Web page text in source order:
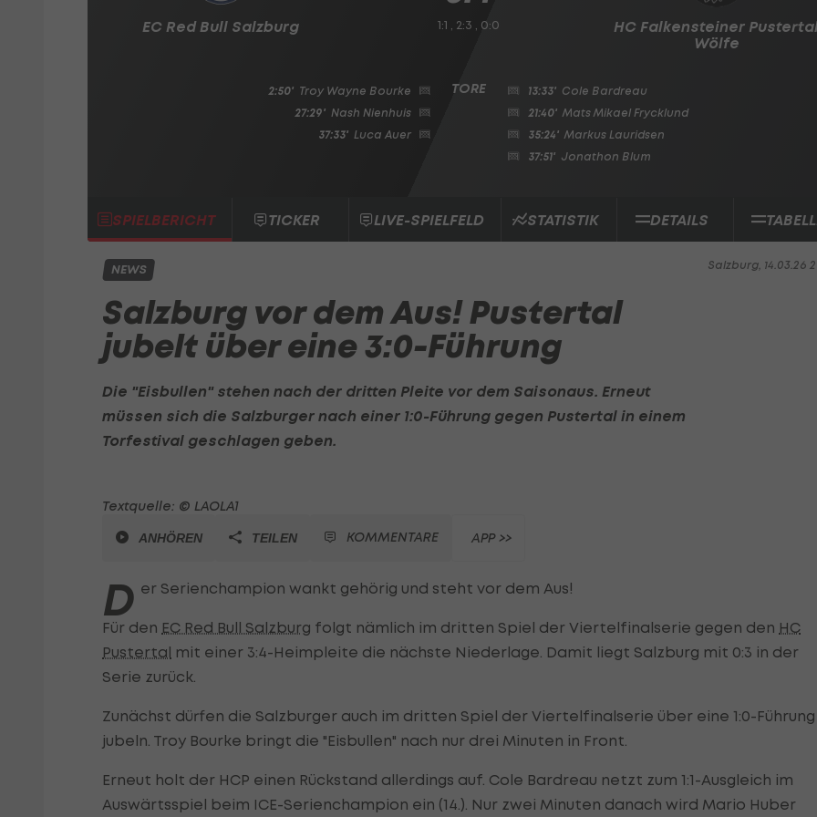
EC Red Bull Salzburg
HC Falkensteiner
Wölfe
1:1 , 2:3 , 0:0
2:50' Troy Wayne Bourke
27:29' Nash Nienhuis
37:33' Luca Auer
13:33' Cole Bardreau
21:40' Mats Mikael Frycklund
35:24' Markus Lauridsen
37:51' Jonathon Blum
SPIELBERICHT TICKER LIVE-SPIELFELD STATISTIK DETAILS
Salzburg, 14.03.26
NEWS
Salzburg vor dem Aus! Pustertal
jubelt über eine 3:0-Führung
Die "Eisbullen" stehen nach der dritten Pleite vor dem Saisonaus. Erneut
müssen sich die Salzburger nach einer 1:0-Führung gegen Pustertal in einem
Torfestival geschlagen geben.
Textquelle: © LAOLA1
ANHÖREN TEILEN KOMMENTARE APP >>
D er Serienchampion wankt gehörig und steht vor dem Aus!
Für den EC Red Bull Salzburg folgt nämlich im dritten Spiel der Viertelfinalserie gegen den HC
Pustertal mit einer 3:4-Heimpleite die nächste Niederlage. Damit liegt Salzburg mit 0:3 in der
Serie zurück.
Zunächst dürfen die Salzburger auch im dritten Spiel der Viertelfinalserie über eine 1:0-Führung
jubeln. Troy Bourke bringt die "Eisbullen" nach nur drei Minuten in Front.
Erneut holt der HCP einen Rückstand allerdings auf. Cole Bardreau netzt zum 1:1-Ausgleich im
Auswärtsspiel beim ICE-Serienchampion ein (14.). Nur zwei Minuten danach wird Mario Huber